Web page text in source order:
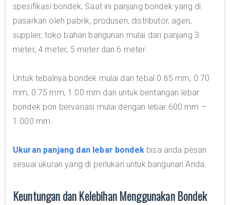
spesifikasi bondek, Saat ini panjang bondek yang di
pasarkan oleh pabrik, produsen, distributor, agen,
supplier, toko bahan bangunan mulai dari panjang 3
meter, 4 meter, 5 meter dan 6 meter.
Untuk tebalnya bondek mulai dari tebal 0.65 mm, 0.70
mm, 0.75 mm, 1.00 mm dan untuk bentangan lebar
bondek pon bervariasi mulai dengan lebar 600 mm –
1.000 mm.
Ukuran panjang dan lebar bondekbisa anda pesan
sesuai ukuran yang di perlukan untuk bangunan Anda.
Keuntungan dan Kelebihan Menggunakan Bondek